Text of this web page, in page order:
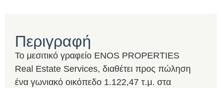
Περιγραφή
Το μεσιτικό γραφείο ENOS PROPERTIES
Real Estate Services, διαθέτει προς πώληση
ένα γωνιακό οικόπεδο 1.122,47 τ.μ. στα